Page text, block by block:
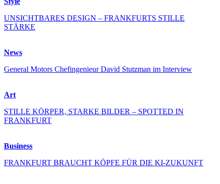
UNSICHTBARES DESIGN – FRANKFURTS STILLE
STÄRKE
News
General Motors Chefingenieur David Stutzman im Interview
Art
STILLE KÖRPER, STARKE BILDER – SPOTTED IN
FRANKFURT
Business
FRANKFURT BRAUCHT KÖPFE FÜR DIE KI-ZUKUNFT